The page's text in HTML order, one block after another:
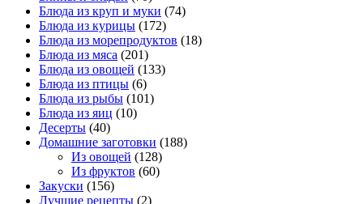
Блюда из круп и муки (74)
Блюда из курицы (172)
Блюда из морепродуктов (18)
Блюда из мяса (201)
Блюда из овощей (133)
Блюда из птицы (6)
Блюда из рыбы (101)
Блюда из яиц (10)
Десерты (40)
Домашние заготовки (188)
Из овощей (128)
Из фруктов (60)
Закуски (156)
Лучшие рецепты (2)